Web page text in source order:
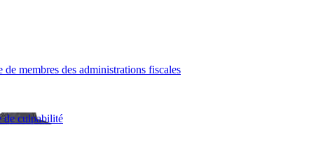
membres des administrations fiscales
de culpabilité